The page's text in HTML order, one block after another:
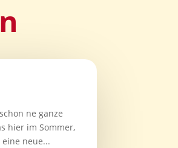
ne ganze
hier im Sommer,
eine neue...